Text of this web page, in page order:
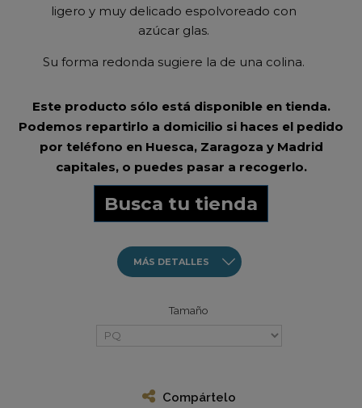
ligero y muy delicado espolvoreado con
azúcar glas.
Su forma redonda sugiere la de una colina.
Este producto sólo está disponible en tienda.
Podemos repartirlo a domicilio si haces el pedido
por teléfono en Huesca, Zaragoza y Madrid
capitales, o puedes pasar a recogerlo.
Busca tu tienda
MÁS DETALLES
Tamaño
Compártelo